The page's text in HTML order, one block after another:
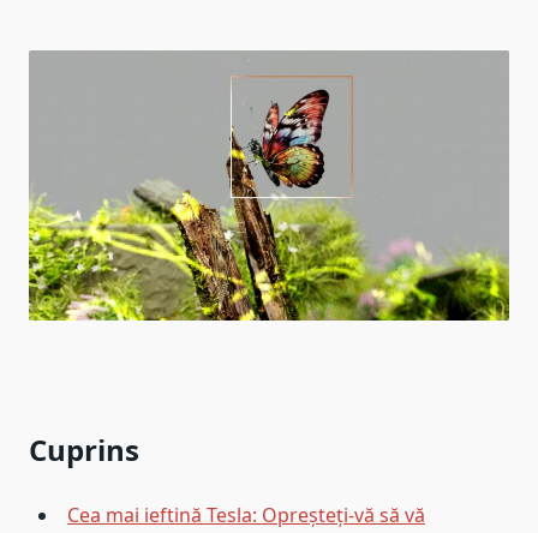
Cuprins
Cea mai ieftină Tesla: Opreșteți-vă să vă